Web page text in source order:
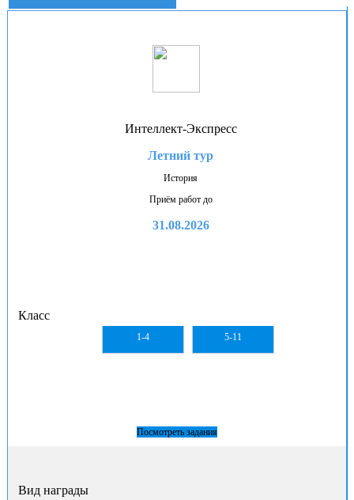
Интеллект-Экспресс
Летний тур
История
Приём работ до
31.08.2026
Класс
1-4 5-11
Посмотреть задания
Вид награды